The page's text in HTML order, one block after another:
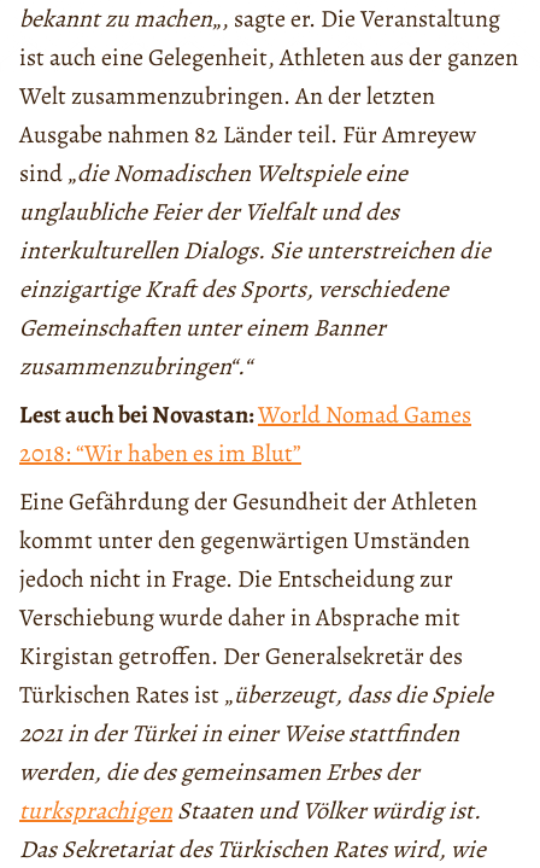
bekannt zu machen„, sagte er. Die Veranstaltung
ist auch eine Gelegenheit, Athleten aus der ganzen
Welt zusammenzubringen. An der letzten
Ausgabe nahmen 82 Länder teil. Für Amreyew
sind „die Nomadischen Weltspiele eine
unglaubliche Feier der Vielfalt und des
interkulturellen Dialogs. Sie unterstreichen die
einzigartige Kraft des Sports, verschiedene
Gemeinschaften unter einem Banner
zusammenzubringen“.“
Lest auch bei Novastan:World Nomad Games
2018: “Wir haben es im Blut”
Eine Gefährdung der Gesundheit der Athleten
kommt unter den gegenwärtigen Umständen
jedoch nicht in Frage. Die Entscheidung zur
Verschiebung wurde daher in Absprache mit
Kirgistan getroffen. Der Generalsekretär des
Türkischen Rates ist „überzeugt, dass die Spiele
2021 in der Türkei in einer Weise stattfinden
werden, die des gemeinsamen Erbes der
turksprachigenStaaten und Völker würdig ist.
Das Sekretariat des Türkischen Rates wird, wie